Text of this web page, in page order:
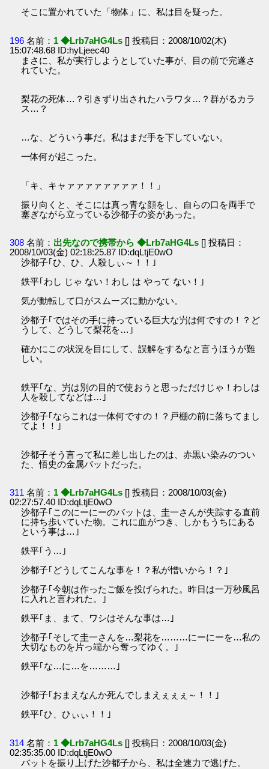
そこに置かれていた「物体」に、私は目を疑った。
196 名前： 1 ◆Lrb7aHG4Ls [] 投稿日：2008/10/02(木)
15:07:48.68 ID:hyLjeec40
まさに、私が実行しようとしていた事が、目の前で完遂さ
れていた。
梨花の死体…？引きずり出されたハラワタ…？群がるカラ
ス…？
…な、どういう事だ。私はまだ手を下していない。
一体何が起こった。
「キ、キャァァァァァァァァ！！」
振り向くと、そこには真っ青な顔をし、自らの口を両手で
塞ぎながら立っている沙都子の姿があった。
308 名前： 出先なので携帯から ◆Lrb7aHG4Ls [] 投稿日：
2008/10/03(金) 02:18:25.87 ID:dqLtjE0wO
沙都子｢ひ、ひ、人殺しぃ～！！｣
鉄平｢わし じゃ ない！わし は やって ない！｣
気が動転して口がスムーズに動かない。
沙都子｢ではその手に持っている巨大な屶は何ですの！？ど
うして、どうして梨花を…｣
確かにこの状況を目にして、誤解をするなと言うほうが難
しい。
鉄平｢な、屶は別の目的で使おうと思っただけじゃ！わしは
人を殺してなどは…｣
沙都子｢ならこれは一体何ですの！？戸棚の前に落ちてまし
てよ！！｣
沙都子そう言って私に差し出したのは、赤黒い染みのつい
た、悟史の金属バットだった。
311 名前： 1 ◆Lrb7aHG4Ls [] 投稿日：2008/10/03(金)
02:27:57.40 ID:dqLtjE0wO
沙都子｢このにーにーのバットは、圭一さんが失踪する直前
に持ち歩いていた物。これに血がつき、しかもうちにある
という事は…｣
鉄平｢う…｣
沙都子｢どうしてこんな事を！？私が憎いから！？｣
沙都子｢今朝は作ったご飯を投げられた。昨日は一万秒風呂
に入れと言われた。｣
鉄平｢ま、まて、ワシはそんな事は…｣
沙都子｢そして圭一さんを…梨花を………にーにーを…私の
大切なものを片っ端から奪ってゆく。｣
鉄平｢な…に…を………｣
沙都子｢おまえなんか死んでしまえぇぇぇ～！！｣
鉄平｢ひ、ひぃぃ！！｣
314 名前： 1 ◆Lrb7aHG4Ls [] 投稿日：2008/10/03(金)
02:35:35.00 ID:dqLtjE0wO
バットを振り上げた沙都子から、私は全速力で逃げた。